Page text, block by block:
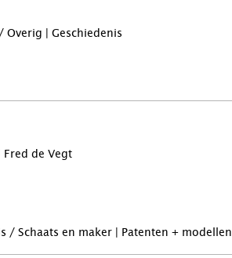
Overig | Geschiedenis
de Vegt
/ Schaats en maker | Patenten + modellen